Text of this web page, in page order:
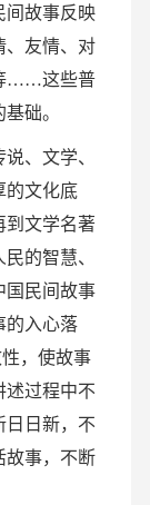
间故事反映
、友情、对
……这些普
础。
、文学、
的文化底
到文学名著
的智慧、
国民间故事
的入心落
，使故事
述过程中不
日日新，不
故事，不断